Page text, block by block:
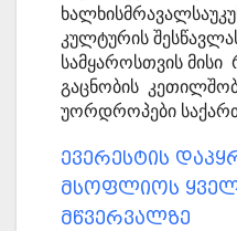
კულტურის
სამყაროსთვის მისი
გაცნობის
უორდროპები
ევერესტის
მსოფლიოს
მწვერვალზე